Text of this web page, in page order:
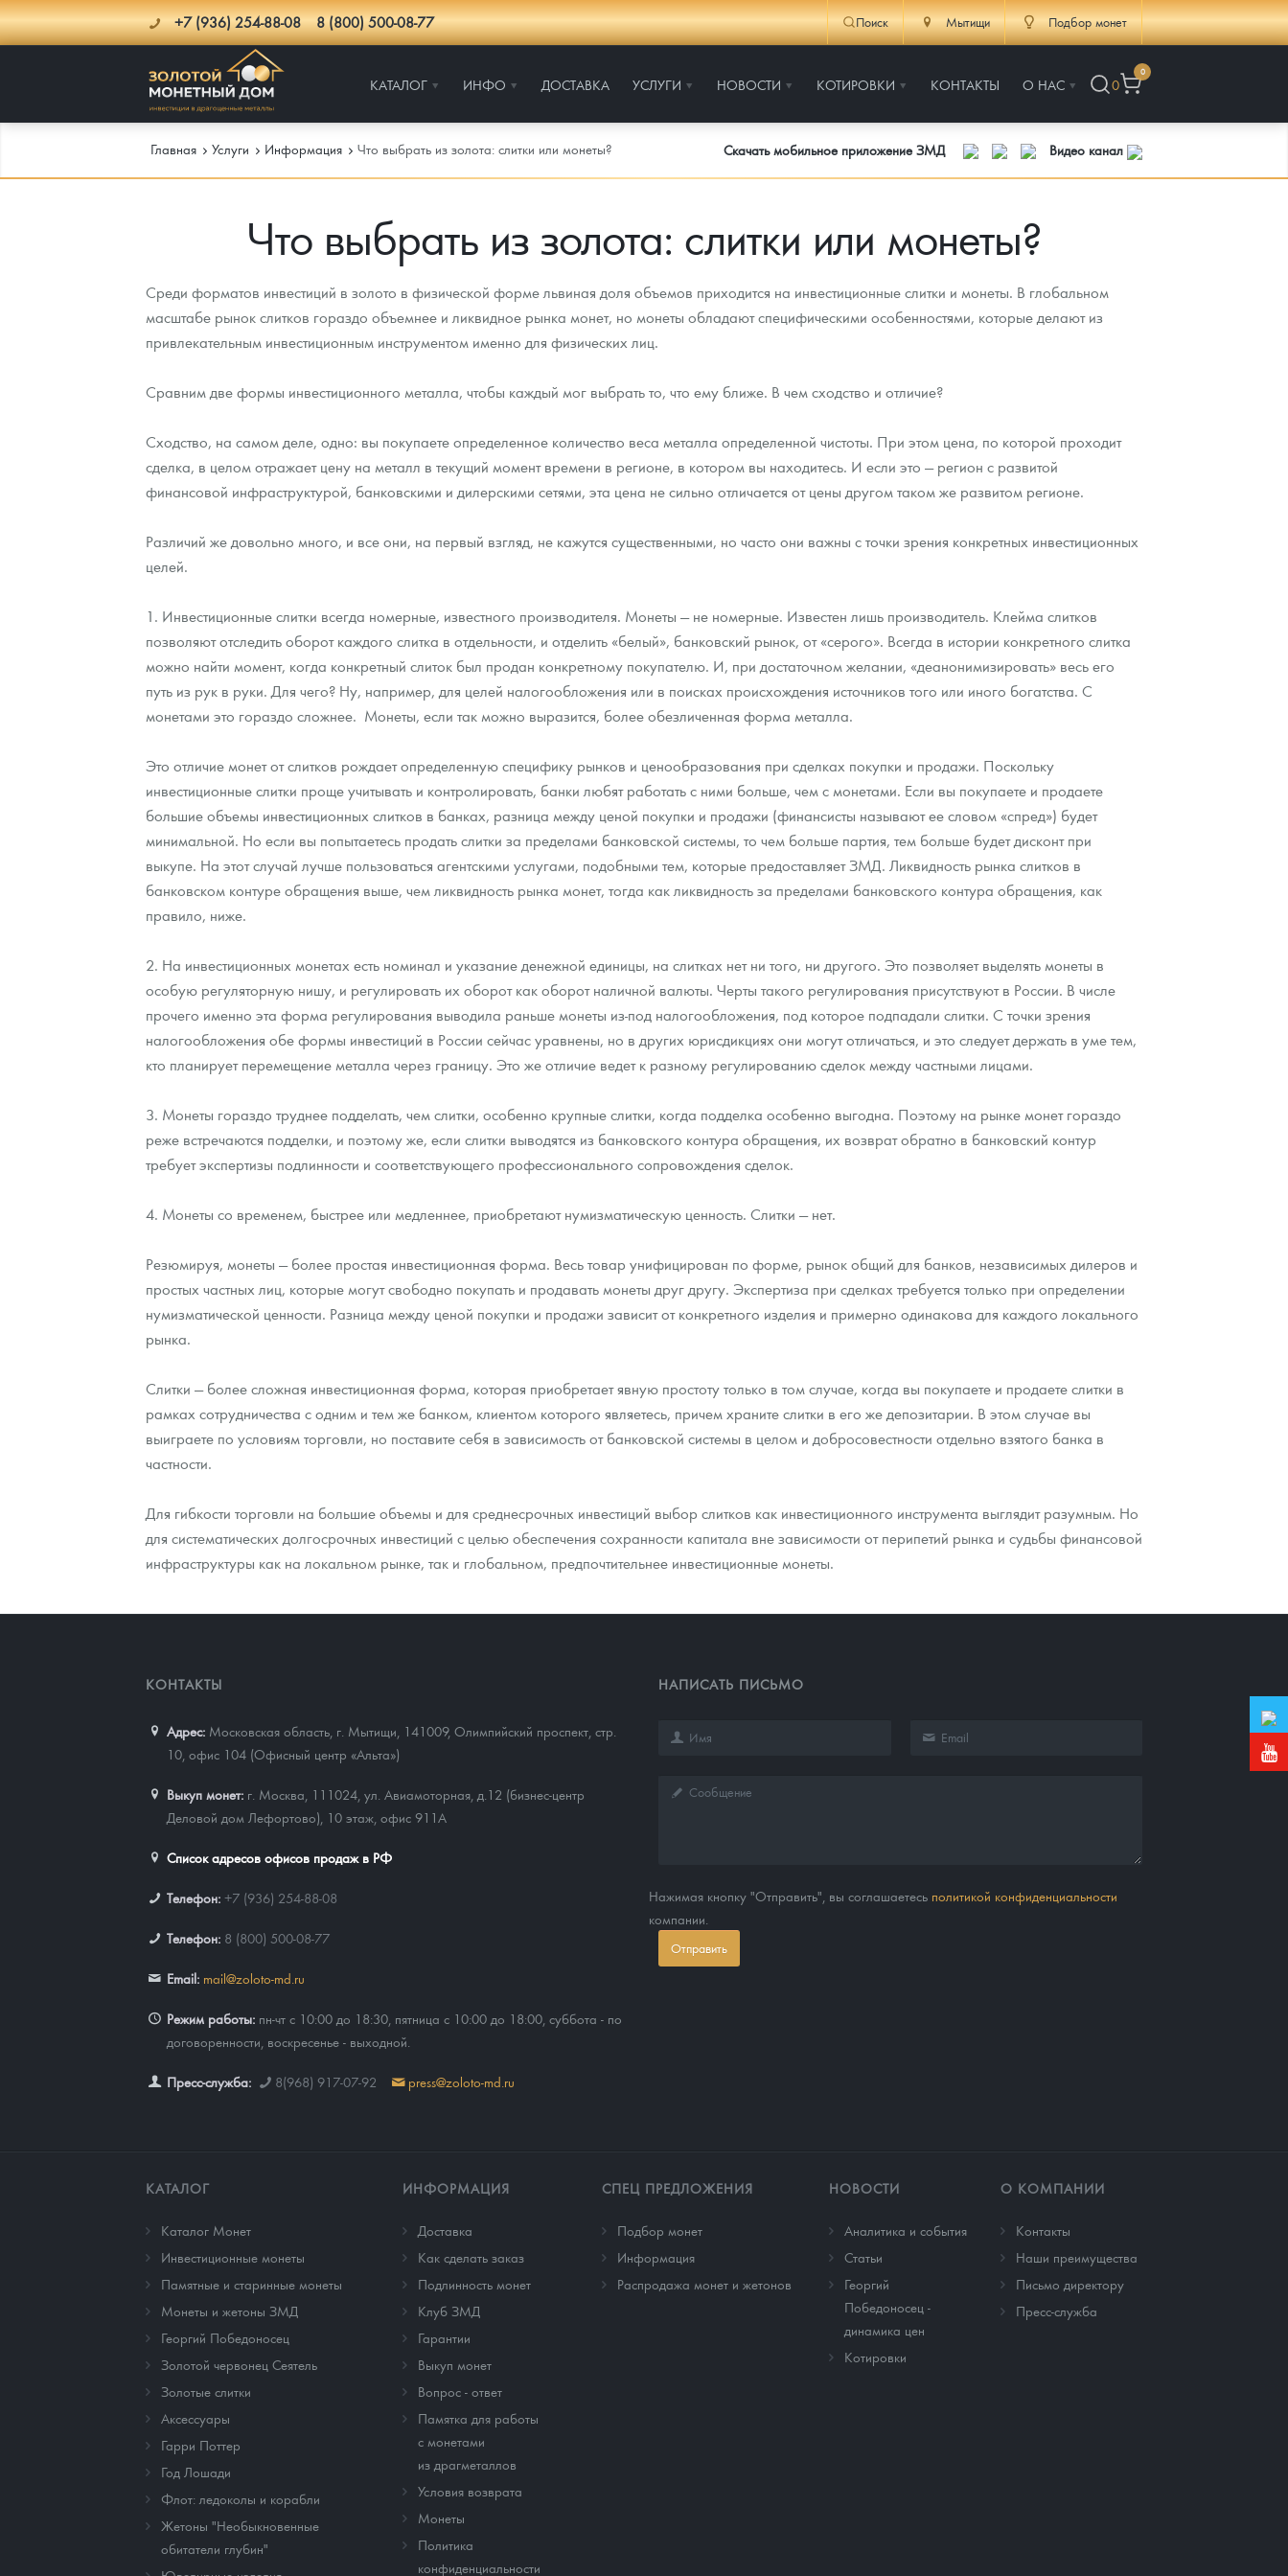
+7 (936) 254-88-08 8 (800) 500-08-77 Поиск Мытищи Подбор монет
КАТАЛОГ ИНФО ДОСТАВКА УСЛУГИ НОВОСТИ КОТИРОВКИ КОНТАКТЫ О НАС 0
0
Инвестиционные монеты
Монеты Россия и СССР
Памятные и старинные монеты
Памятные монеты России и СССР
Монеты и жетоны ЗМД
Золотой червонец Сеятель
Год Лошади
Жетоны "Необыкновенные обитатели глубин"
Ювелирные изделия
Русская нумизматика
Золотая карманная галерея
Наборы подарочных и коллекционных монет
Книги по нумизматике
Как сделать заказ
Подлинность монет
Клуб ЗМД
Выкуп монет
Монеты
Политика использования Cookies
Положение по обработке и защите персональных данных
Доставка
Услуги
Подбор монет
Распродажа монет и жетонов
Новости
Итоги 2025 года. Прогноз курсов золота, серебра, платины на 2026 год
Cтатьи
Курс золота и серебра
Контакты
Пресс-служба
Главная Услуги Информация Что выбрать из золота: слитки или монеты? Скачать мобильное приложение ЗМД Видео канал
Что выбрать из золота: слитки или монеты?
Среди форматов инвестиций в золото в физической форме львиная доля объемов приходится на инвестиционные слитки и монеты. В глобальном
масштабе рынок слитков гораздо объемнее и ликвидное рынка монет, но монеты обладают специфическими особенностями, которые делают из
привлекательным инвестиционным инструментом именно для физических лиц.
Сравним две формы инвестиционного металла, чтобы каждый мог выбрать то, что ему ближе. В чем сходство и отличие?
Сходство, на самом деле, одно: вы покупаете определенное количество веса металла определенной чистоты. При этом цена, по которой проходит
сделка, в целом отражает цену на металл в текущий момент времени в регионе, в котором вы находитесь. И если это — регион с развитой
финансовой инфраструктурой, банковскими и дилерскими сетями, эта цена не сильно отличается от цены другом таком же развитом регионе.
Различий же довольно много, и все они, на первый взгляд, не кажутся существенными, но часто они важны с точки зрения конкретных инвестиционных
целей.
1. Инвестиционные слитки всегда номерные, известного производителя. Монеты — не номерные. Известен лишь производитель. Клейма слитков
позволяют отследить оборот каждого слитка в отдельности, и отделить «белый», банковский рынок, от «серого». Всегда в истории конкретного слитка
можно найти момент, когда конкретный слиток был продан конкретному покупателю. И, при достаточном желании, «деанонимизировать» весь его
путь из рук в руки. Для чего? Ну, например, для целей налогообложения или в поисках происхождения источников того или иного богатства. С
монетами это гораздо сложнее. Монеты, если так можно выразится, более обезличенная форма металла.
Это отличие монет от слитков рождает определенную специфику рынков и ценообразования при сделках покупки и продажи. Поскольку
инвестиционные слитки проще учитывать и контролировать, банки любят работать с ними больше, чем с монетами. Если вы покупаете и продаете
большие объемы инвестиционных слитков в банках, разница между ценой покупки и продажи (финансисты называют ее словом «спред») будет
минимальной. Но если вы попытаетесь продать слитки за пределами банковской системы, то чем больше партия, тем больше будет дисконт при
выкупе. На этот случай лучше пользоваться агентскими услугами, подобными тем, которые предоставляет ЗМД. Ликвидность рынка слитков в
банковском контуре обращения выше, чем ликвидность рынка монет, тогда как ликвидность за пределами банковского контура обращения, как
правило, ниже.
2. На инвестиционных монетах есть номинал и указание денежной единицы, на слитках нет ни того, ни другого. Это позволяет выделять монеты в
особую регуляторную нишу, и регулировать их оборот как оборот наличной валюты. Черты такого регулирования присутствуют в России. В числе
прочего именно эта форма регулирования выводила раньше монеты из-под налогообложения, под которое подпадали слитки. С точки зрения
налогообложения обе формы инвестиций в России сейчас уравнены, но в других юрисдикциях они могут отличаться, и это следует держать в уме тем,
кто планирует перемещение металла через границу. Это же отличие ведет к разному регулированию сделок между частными лицами.
3. Монеты гораздо труднее подделать, чем слитки, особенно крупные слитки, когда подделка особенно выгодна. Поэтому на рынке монет гораздо
реже встречаются подделки, и поэтому же, если слитки выводятся из банковского контура обращения, их возврат обратно в банковский контур
требует экспертизы подлинности и соответствующего профессионального сопровождения сделок.
4. Монеты со временем, быстрее или медленнее, приобретают нумизматическую ценность. Слитки — нет.
Резюмируя, монеты — более простая инвестиционная форма. Весь товар унифицирован по форме, рынок общий для банков, независимых дилеров и
простых частных лиц, которые могут свободно покупать и продавать монеты друг другу. Экспертиза при сделках требуется только при определении
нумизматической ценности. Разница между ценой покупки и продажи зависит от конкретного изделия и примерно одинакова для каждого локального
рынка.
Слитки — более сложная инвестиционная форма, которая приобретает явную простоту только в том случае, когда вы покупаете и продаете слитки в
рамках сотрудничества с одним и тем же банком, клиентом которого являетесь, причем храните слитки в его же депозитарии. В этом случае вы
выиграете по условиям торговли, но поставите себя в зависимость от банковской системы в целом и добросовестности отдельно взятого банка в
частности.
Для гибкости торговли на большие объемы и для среднесрочных инвестиций выбор слитков как инвестиционного инструмента выглядит разумным. Но
для систематических долгосрочных инвестиций с целью обеспечения сохранности капитала вне зависимости от перипетий рынка и судьбы финансовой
инфраструктуры как на локальном рынке, так и глобальном, предпочтительнее инвестиционные монеты.
КОНТАКТЫ
Адрес: Московская область, г. Мытищи, 141009, Олимпийский проспект, стр.
10, офис 104 (Офисный центр «Альта»)
Выкуп монет: г. Москва, 111024, ул. Авиамоторная, д.12 (бизнес-центр
Деловой дом Лефортово), 10 этаж, офис 911А
Список адресов офисов продаж в РФ
Телефон: +7 (936) 254-88-08
Телефон: 8 (800) 500-08-77
Email: mail@zoloto-md.ru
Режим работы: пн-чт с 10:00 до 18:30, пятница с 10:00 до 18:00, суббота - по
договоренности, воскресенье - выходной.
Пресс-служба: 8(968) 917-07-92 press@zoloto-md.ru
НАПИСАТЬ ПИСЬМО
Нажимая кнопку "Отправить", вы соглашаетесь политикой конфиденциальности
компании.
Отправить
КАТАЛОГ
Каталог Монет
Инвестиционные монеты
Памятные и старинные монеты
Монеты и жетоны ЗМД
Георгий Победоносец
Золотой червонец Сеятель
Золотые слитки
Аксессуары
Гарри Поттер
Год Лошади
Флот: ледоколы и корабли
Жетоны "Необыкновенные
обитатели глубин"
ИНФОРМАЦИЯ
Доставка
Как сделать заказ
Подлинность монет
Клуб ЗМД
Гарантии
Выкуп монет
Вопрос - ответ
Памятка для работы
с монетами
из драгметаллов
Условия возврата
Монеты
Политика
конфиденциальности
СПЕЦ ПРЕДЛОЖЕНИЯ
Подбор монет
Информация
Распродажа монет и жетонов
НОВОСТИ
Аналитика и события
Cтатьи
Георгий
Победоносец -
динамика цен
Котировки
О КОМПАНИИ
Контакты
Наши преимущества
Письмо директору
Пресс-служба